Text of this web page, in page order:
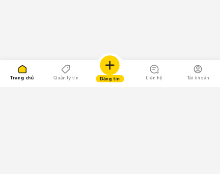
Trang chủ Quản lý tin Đăng tin Liên hệ Tài khoản